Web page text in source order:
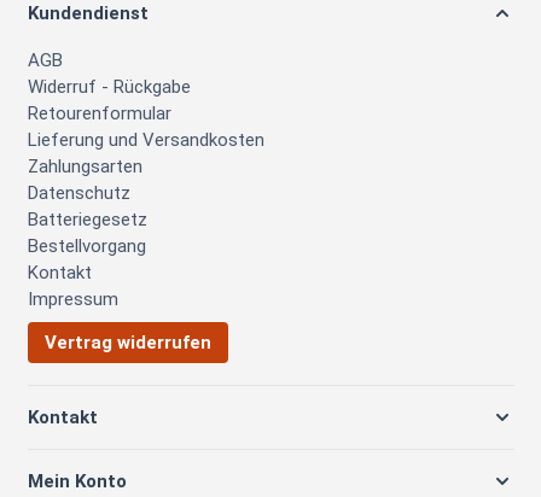
Kundendienst
AGB
Widerruf - Rückgabe
Retourenformular
Lieferung und Versandkosten
Zahlungsarten
Datenschutz
Batteriegesetz
Bestellvorgang
Kontakt
Impressum
Vertrag widerrufen
Kontakt
Mein Konto